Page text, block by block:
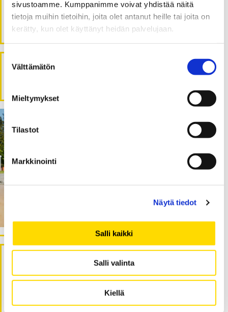
sivustoamme. Kumppanimme voivat yhdistää näitä
tietoja muihin tietoihin, joita olet antanut heille tai joita on
kerätty, kun olet käyttänyt heidän palvelujaan.
Suostumuksen
valinta
Välttämätön
Mieltymykset
Tilastot
Markkinointi
Näytä tiedot
Salli kaikki
Salli valinta
Kiellä
Blog entries about researcher exchange
in and out
of the University of Vaasa.Read the texts in English.
Tarinoita kansainvälisestä tutkijavaihdosta
Vaasan
Latest blog postings -
Viimeisimmät artikkelit